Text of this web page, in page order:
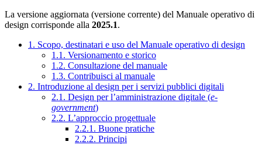
La versione aggiornata (versione corrente) del Manuale operativo di
design corrisponde alla 2025.1.
1. Scopo, destinatari e uso del Manuale operativo di design
1.1. Versionamento e storico
1.2. Consultazione del manuale
1.3. Contribuisci al manuale
2. Introduzione al design per i servizi pubblici digitali
2.1. Design per l’amministrazione digitale (e-
government)
2.2. L’approccio progettuale
2.2.1. Buone pratiche
2.2.2. Principi